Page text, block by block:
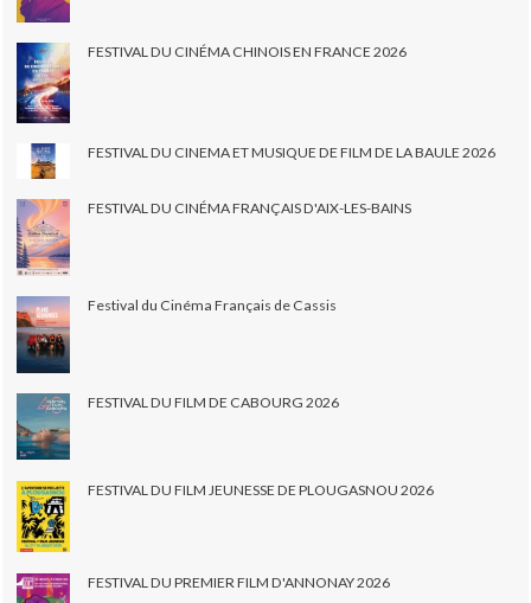
FESTIVAL DU CINÉMA CHINOIS EN FRANCE 2026
FESTIVAL DU CINEMA ET MUSIQUE DE FILM DE LA BAULE 2026
FESTIVAL DU CINÉMA FRANÇAIS D'AIX-LES-BAINS
Festival du Cinéma Français de Cassis
FESTIVAL DU FILM DE CABOURG 2026
FESTIVAL DU FILM JEUNESSE DE PLOUGASNOU 2026
FESTIVAL DU PREMIER FILM D'ANNONAY 2026